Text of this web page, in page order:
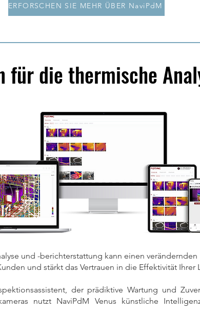
ERFORSCHEN SIE MEHR ÜBER NaviPdM
für die thermische
und -berichterstattung kann einen
und stärkt das Vertrauen in die Effektivität Ihrer
der prädiktive Wartung und
nutzt NaviPdM Venus künstliche